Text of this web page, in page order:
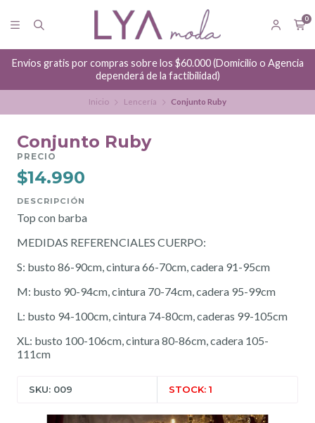
0
Envíos gratis por compras sobre los $60.000 (Domicilio o Agencia
dependerá de la factibilidad)
Inicio Lencería Conjunto Ruby
Conjunto Ruby
PRECIO
$14.990
DESCRIPCIÓN
Top con barba
MEDIDAS REFERENCIALES CUERPO:
S: busto 86-90cm, cintura 66-70cm, cadera 91-95cm
M: busto 90-94cm, cintura 70-74cm, cadera 95-99cm
L: busto 94-100cm, cintura 74-80cm, caderas 99-105cm
XL: busto 100-106cm, cintura 80-86cm, cadera 105-
111cm
SKU: 009 STOCK: 1